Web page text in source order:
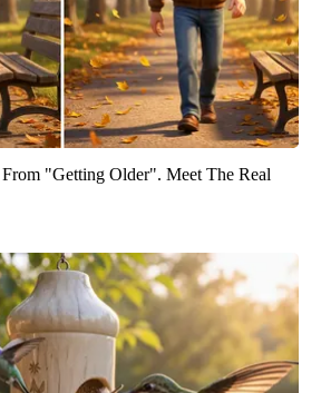
"Getting Older". Meet The Real